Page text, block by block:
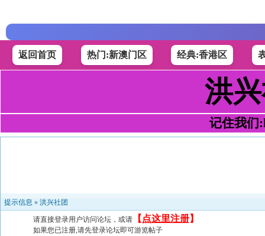
返回首页 热门:新澳门区 经典:香港区
洪
记住我们
提示信息 » 洪兴社团
请直接登录用户访问论坛，或请 【 点这里注册】
如果您已注册,请先登录论坛即可游览帖子